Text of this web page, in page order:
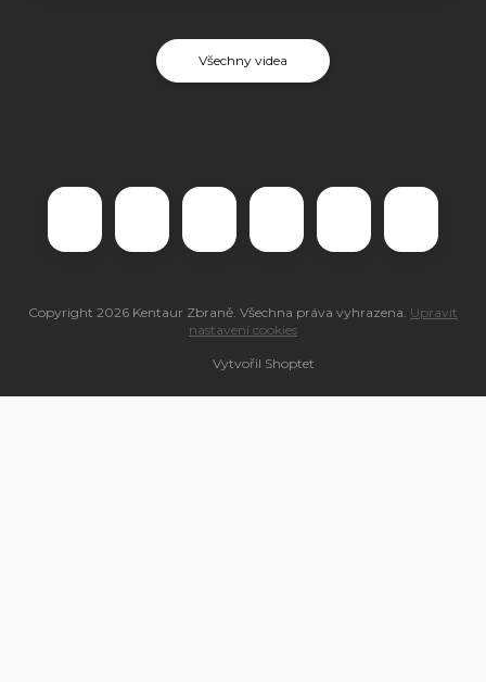
Všechny videa
Vytvořil Shoptet
Copyright 2026 Kentaur Zbraně . Všechna práva vyhrazena. Upravit
nastavení cookies